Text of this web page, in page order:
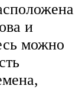
и
можно